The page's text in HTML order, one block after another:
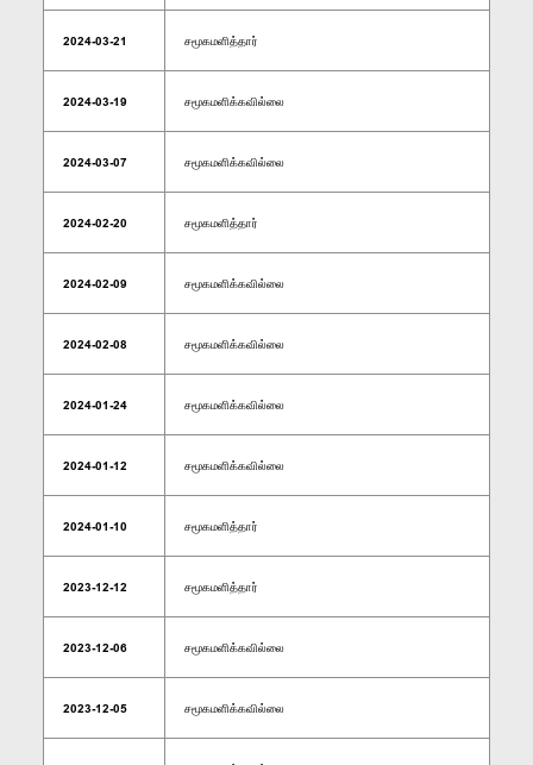
2024-03-21 சமூகமளித்தார்
2024-03-19 சமூகமளிக்கவில்லை
2024-03-07 சமூகமளிக்கவில்லை
2024-02-20 சமூகமளித்தார்
2024-02-09 சமூகமளிக்கவில்லை
2024-02-08 சமூகமளிக்கவில்லை
2024-01-24 சமூகமளிக்கவில்லை
2024-01-12 சமூகமளிக்கவில்லை
2024-01-10 சமூகமளித்தார்
2023-12-12 சமூகமளித்தார்
2023-12-06 சமூகமளிக்கவில்லை
2023-12-05 சமூகமளிக்கவில்லை